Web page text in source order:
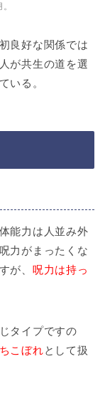
良好な関係では
が共生の道を選
いる。
能力は人並み外
力がまったくな
が、 呪力は持っ
タイプですの
こぼれとして扱